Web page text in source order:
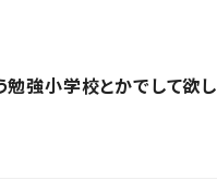
強小学校とかでして欲し